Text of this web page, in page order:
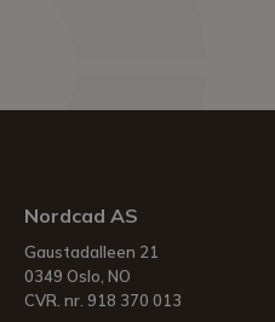
Nordcad AS
Gaustadalleen 21
0349 Oslo, NO
CVR. nr. 918 370 013